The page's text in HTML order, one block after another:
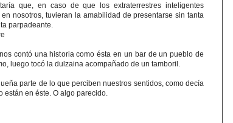
que, en caso de que los extraterrestres inteligentes
nosotros, tuvieran la amabilidad de presentarse sin tanta
parpadeante.
contó una historia como ésta en un bar de un pueblo de
luego tocó la dulzaina acompañado de un tamboril.
parte de lo que perciben nuestros sentidos, como decía
están en éste. O algo parecido.